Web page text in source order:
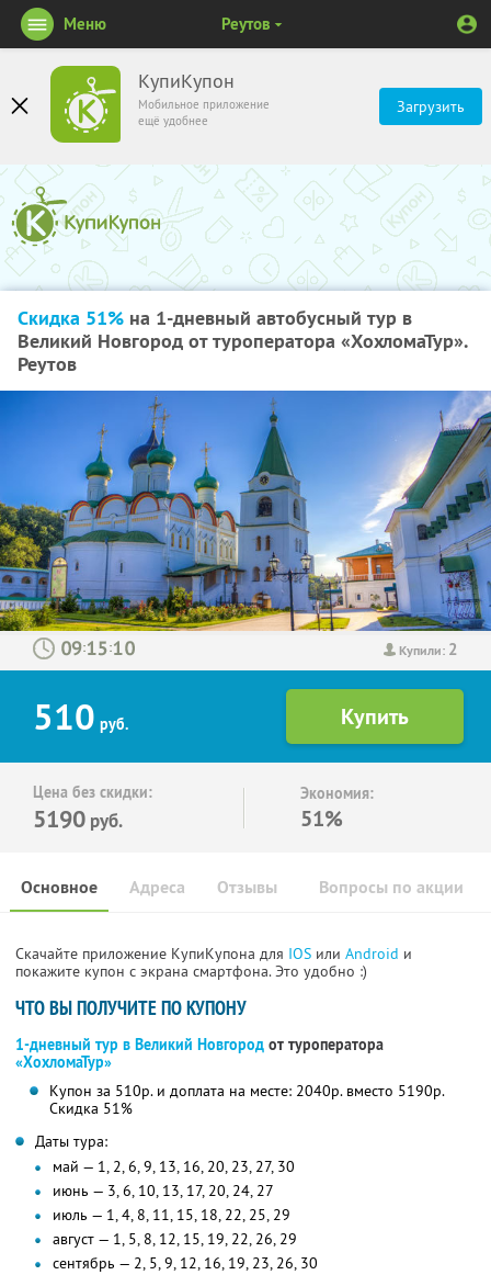
КупиКупон
Мобильное приложение
ещё удобнее
Загрузить
Меню Реутов
Скидка 51% на 1-дневный автобусный тур в
Великий Новгород от туроператора «ХохломаТур».
Реутов
Купили: 2
: :
510 руб.
Цена без скидки:
5190 руб.
Экономия:
51%
Основное Отзывы Вопросы по акции
Адреса
Скачайте приложение КупиКупона для IOS или Android и
покажите купон с экрана смартфона. Это удобно :)
ЧТО ВЫ ПОЛУЧИТЕ ПО КУПОНУ
1-дневный тур в Великий Новгород от туроператора
«ХохломаТур»
Купон за 510р. и доплата на месте: 2040р. вместо 5190р.
Скидка 51%
Даты тура:
май — 1, 2, 6, 9, 13, 16, 20, 23, 27, 30
июнь — 3, 6, 10, 13, 17, 20, 24, 27
июль — 1, 4, 8, 11, 15, 18, 22, 25, 29
август — 1, 5, 8, 12, 15, 19, 22, 26, 29
сентябрь — 2, 5, 9, 12, 16, 19, 23, 26, 30